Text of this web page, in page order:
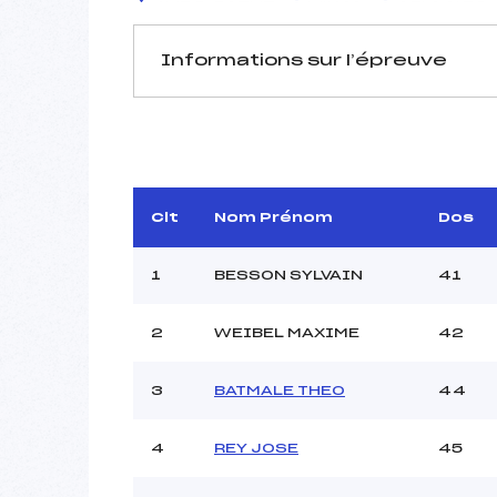
Informations sur l’épreuve
Arbitre :
Assistant :
MANCHE 1
Heure de départ :
Ouvreurs A :
Clt Nom Prénom Dos
1 BESSON SYLVAIN 41
2 WEIBEL MAXIME 42
3 BATMALE THEO 44
4 REY JOSE 45